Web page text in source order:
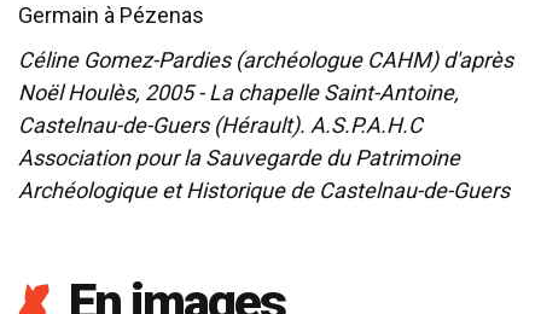
Germain à Pézenas
Céline Gomez-Pardies (archéologue CAHM) d'après
Noël Houlès, 2005 - La chapelle Saint-Antoine,
Castelnau-de-Guers (Hérault). A.S.P.A.H.C
Association pour la Sauvegarde du Patrimoine
Archéologique et Historique de Castelnau-de-Guers
En images